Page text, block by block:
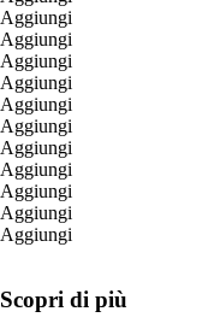
Aggiungi
Aggiungi
Aggiungi
Aggiungi
Aggiungi
Aggiungi
Aggiungi
Aggiungi
Aggiungi
Aggiungi
Aggiungi
Scopri di più